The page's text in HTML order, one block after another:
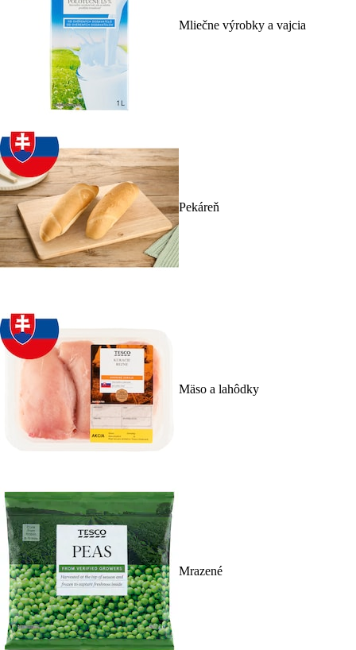
Mliečne výrobky a vajcia
Pekáreň
Mäso a lahôdky
Mrazené